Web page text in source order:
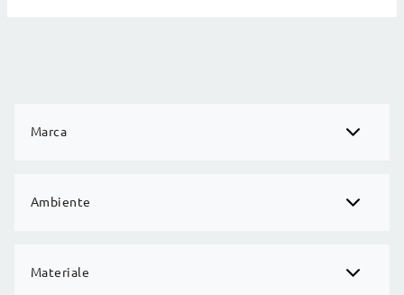
Marca
Ambiente
Materiale